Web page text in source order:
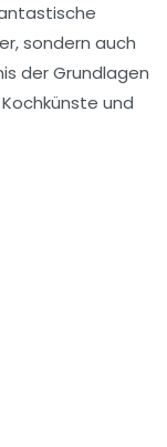
, sondern auch
der Grundlagen
und